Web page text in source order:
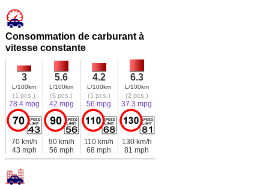
Consommation de carburant à
vitesse constante
3
L/100km
(1 pcs.)
78.4 mpg
5.6
L/100km
(6 pcs.)
42 mpg
4.2
L/100km
(1 pcs.)
56 mpg
6.3
L/100km
(2 pcs.)
37.3 mpg
70 km/h
43 mph
90 km/h
56 mph
110 km/h
68 mph
130 km/h
81 mph